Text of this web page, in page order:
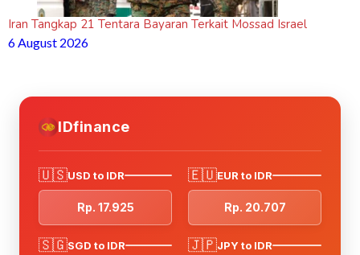
Iran Tangkap 21 Tentara Bayaran Terkait Mossad Israel
6 August 2026
IDfinance
🇺🇸USD to IDR
Rp. 17.925
🇪🇺EUR to IDR
Rp. 20.707
🇸🇬SGD to IDR 🇯🇵JPY to IDR